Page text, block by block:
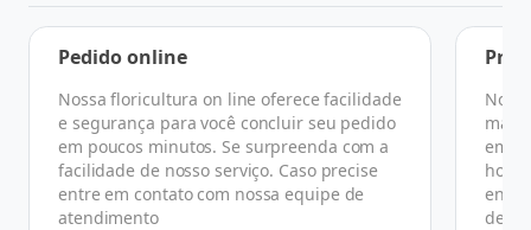
Pedido online
Nossa floricultura on line oferece facilidade
e segurança para você concluir seu pedido
em poucos minutos. Se surpreenda com a
facilidade de nosso serviço. Caso precise
entre em contato com nossa equipe de
atendimento
No
em
de